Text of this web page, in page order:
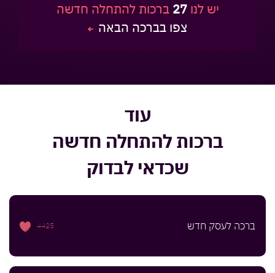
יש לנו27 ברכות להתחלה חדשה
צפו בברכה הבאה
עוד
ברכות להתחלה חדשה
שכדאי לבדוק
ברכה לעסק חדש 4425